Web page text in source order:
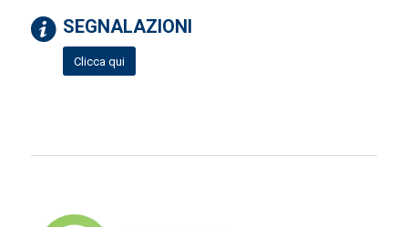
SEGNALAZIONI
Clicca qui